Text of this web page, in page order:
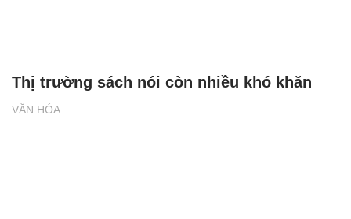
VĂN HÓA
Thị trường sách nói còn nhiều khó khăn